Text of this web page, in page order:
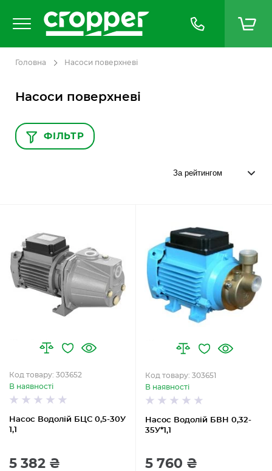
Головна Насоси поверхневі
Насоси поверхневі
Насос Водолій БЦС 0,5-30У
1,1
Код товару: 303652
В наявності
5 382 ₴
Насос Водолій БВН 0,32-
35У*1,1
Код товару: 303651
В наявності
5 760 ₴
ФІЛЬТР